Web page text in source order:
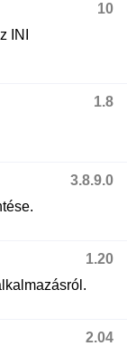
10
INI
1.8
3.8.9.0
1.20
2.04